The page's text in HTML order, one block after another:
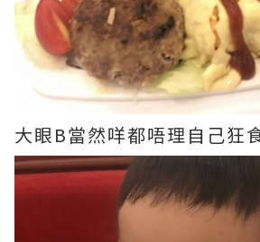
大眼B當然咩都唔理自己狂